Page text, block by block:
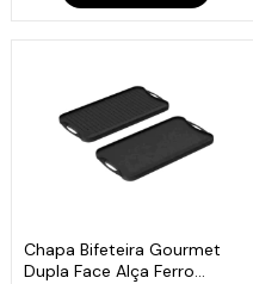
Chapa Bifeteira Gourmet
Dupla Face Alça Ferro